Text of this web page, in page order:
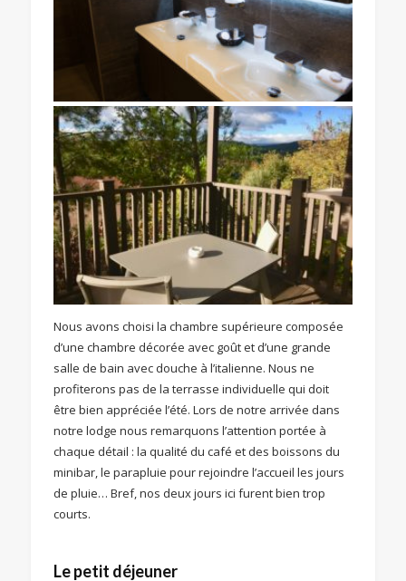
Nous avons choisi la chambre supérieure composée
d’une chambre décorée avec goût et d’une grande
salle de bain avec douche à l’italienne. Nous ne
profiterons pas de la terrasse individuelle qui doit
être bien appréciée l’été. Lors de notre arrivée dans
notre lodge nous remarquons l’attention portée à
chaque détail : la qualité du café et des boissons du
minibar, le parapluie pour rejoindre l’accueil les jours
de pluie… Bref, nos deux jours ici furent bien trop
courts.
Le petit déjeuner